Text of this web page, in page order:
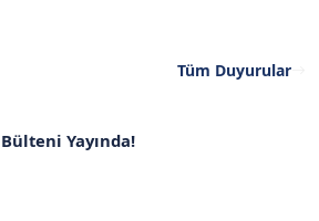
Tüm Duyurular
Yayında!